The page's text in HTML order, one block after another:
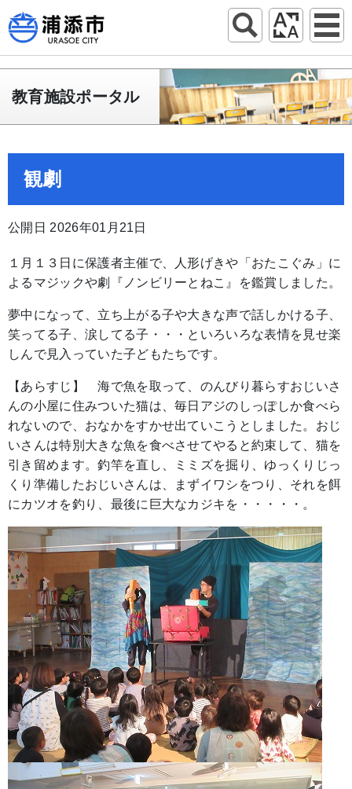
教育施設ポータル
観劇
公開日 2026年01月21日
１月１３日に保護者主催で、人形げきや「おたこぐみ」に
よるマジックや劇『ノンビリーとねこ』を鑑賞しました。
夢中になって、立ち上がる子や大きな声で話しかける子、
笑ってる子、涙してる子・・・といろいろな表情を見せ楽
しんで見入っていた子どもたちです。
【あらすじ】 海で魚を取って、のんびり暮らすおじいさ
んの小屋に住みついた猫は、毎日アジのしっぽしか食べら
れないので、おなかをすかせ出ていこうとしました。おじ
いさんは特別大きな魚を食べさせてやると約束して、猫を
引き留めます。釣竿を直し、ミミズを掘り、ゆっくりじっ
くり準備したおじいさんは、まずイワシをつり、それを餌
にカツオを釣り、最後に巨大なカジキを・・・・・。